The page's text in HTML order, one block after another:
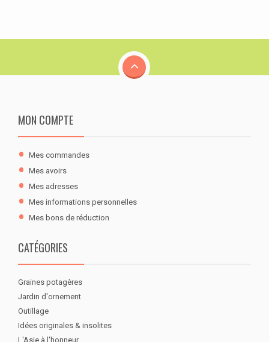
MON COMPTE
Mes commandes
Mes avoirs
Mes adresses
Mes informations personnelles
Mes bons de réduction
CATÉGORIES
Graines potagères
Jardin d'ornement
Outillage
Idées originales & insolites
L'Asie à l'honneur